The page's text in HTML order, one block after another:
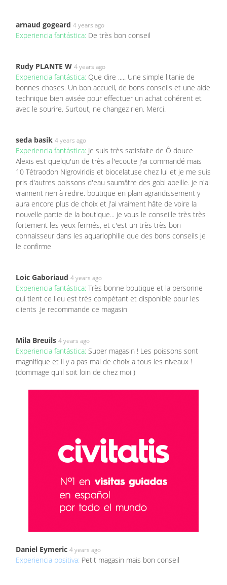
arnaud gogeard 4 years ago
Experiencia fantástica: De très bon conseil
Rudy PLANTE W 4 years ago
Experiencia fantástica: Que dire ..... Une simple litanie de
bonnes choses. Un bon accueil, de bons conseils et une aide
technique bien avisée pour effectuer un achat cohérent et
avec le sourire. Surtout, ne changez rien. Merci.
seda basik 4 years ago
Experiencia fantástica: Je suis très satisfaite de Ô douce
Alexis est quelqu'un de très a l'ecoute j'ai commandé mais
10 Tétraodon Nigroviridis et biocelatuse chez lui et je me suis
pris d'autres poissons d'eau saumâtre des gobi abeille. je n'ai
vraiment rien à redire. boutique en plain agrandissement y
aura encore plus de choix et j'ai vraiment hâte de voire la
nouvelle partie de la boutique... je vous le conseille très très
fortement les yeux fermés, et c'est un très très bon
connaisseur dans les aquariophilie que des bons conseils je
le confirme
Loic Gaboriaud 4 years ago
Experiencia fantástica: Très bonne boutique et la personne
qui tient ce lieu est très compétant et disponible pour les
clients .Je recommande ce magasin
Mila Breuils 4 years ago
Experiencia fantástica: Super magasin ! Les poissons sont
magnifique et il y a pas mal de choix a tous les niveaux !
(dommage qu'il soit loin de chez moi )
Daniel Eymeric 4 years ago
Experiencia positiva: Petit magasin mais bon conseil